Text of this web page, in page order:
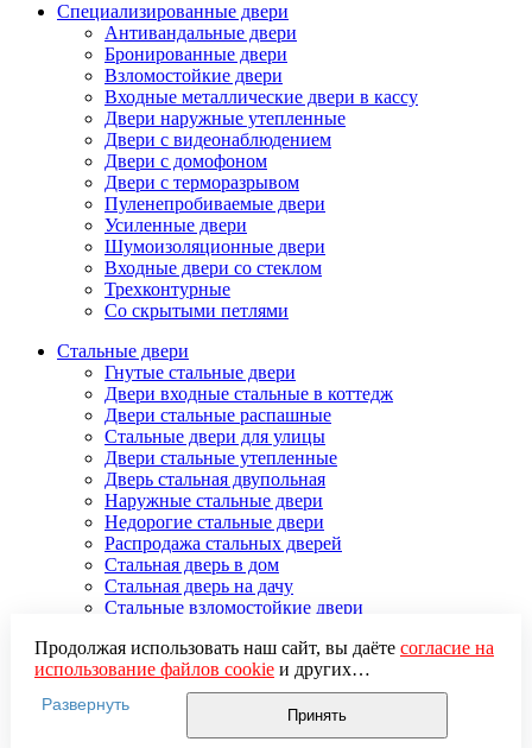
Специализированные двери
Антивандальные двери
Бронированные двери
Взломостойкие двери
Входные металлические двери в кассу
Двери наружные утепленные
Двери с видеонаблюдением
Двери с домофоном
Двери с терморазрывом
Пуленепробиваемые двери
Усиленные двери
Шумоизоляционные двери
Входные двери со стеклом
Трехконтурные
Со скрытыми петлями
Стальные двери
Гнутые стальные двери
Двери входные стальные в коттедж
Двери стальные распашные
Стальные двери для улицы
Двери стальные утепленные
Дверь стальная двупольная
Наружные стальные двери
Недорогие стальные двери
Распродажа стальных дверей
Стальная дверь в дом
Стальная дверь на дачу
Стальные взломостойкие двери
Стальные двери в подъезд
Стальные двери внутреннего открывания
Стальные двери массив
Стальные двери мдф
Стальные двери с зеркалом
Продолжая использовать наш сайт, вы даёте согласие на
использование файлов cookieи других
пользовательских данных (включая IP-адрес, сведения о
местоположении, устройстве, действиях на сайте и т. п.)
для функционирования сайта, проведения
Развернуть
Принять